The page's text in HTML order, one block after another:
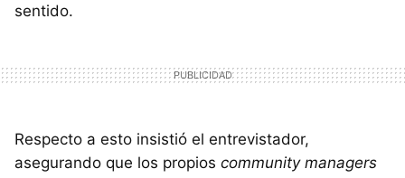
sentido.
Respecto a esto insistió el entrevistador,
asegurando que los propios community managers